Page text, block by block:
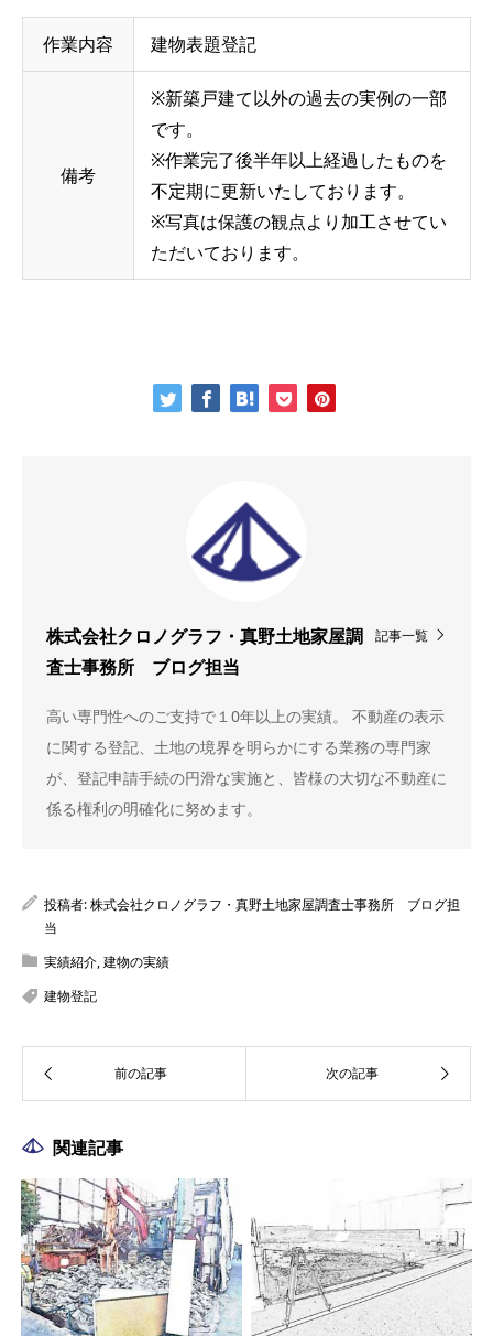
作業内容 建物表題登記
備考
※新築戸建て以外の過去の実例の一部
です。
※作業完了後半年以上経過したものを
不定期に更新いたしております。
※写真は保護の観点より加工させてい
ただいております。
記事一覧
株式会社クロノグラフ・真野土地家屋調
査士事務所 ブログ担当
高い専門性へのご支持で１0年以上の実績。 不動産の表示
に関する登記、土地の境界を明らかにする業務の専門家
が、登記申請手続の円滑な実施と、皆様の大切な不動産に
係る権利の明確化に努めます。
投稿者:株式会社クロノグラフ・真野土地家屋調査士事務所 ブログ担
当
実績紹介,建物の実績
建物登記
関連記事